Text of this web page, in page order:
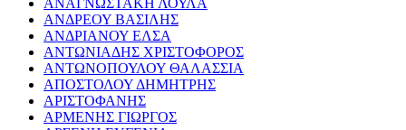
ΑΝΔΡΕΟΥ ΒΑΣΙΛΗΣ
ΑΝΔΡΙΑΝΟΥ ΕΛΣΑ
ΑΝΤΩΝΙΑΔΗΣ ΧΡΙΣΤΟΦΟΡΟΣ
ΑΝΤΩΝΟΠΟΥΛΟΥ ΘΑΛΑΣΣΙΑ
ΑΠΟΣΤΟΛΟΥ ΔΗΜΗΤΡΗΣ
ΑΡΙΣΤΟΦΑΝΗΣ
ΑΡΜΕΝΗΣ ΓΙΩΡΓΟΣ